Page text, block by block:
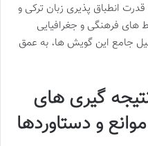
انطباق پذیری زبان ترکی و
های فرهنگی و جغرافیایی
جامع این گویش ها، به عمق
گیری های
و دستاوردها